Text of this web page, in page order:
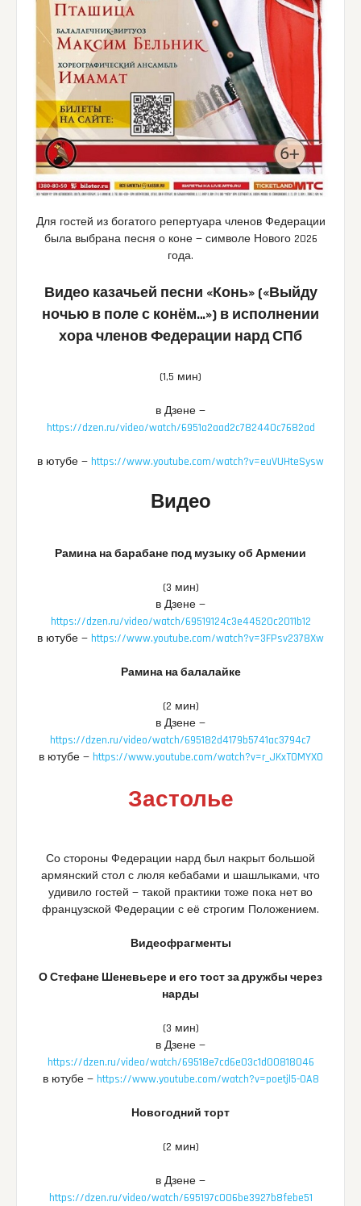
Для гостей из богатого репертуара членов Федерации
была выбрана песня о коне — символе Нового 2026
года.
Видео казачьей песни «Конь» («Выйду
ночью в поле с конём…») в исполнении
хора членов Федерации нард СПб
(1,5 мин)
в Дзене —
https://dzen.ru/video/watch/6951a2aad2c782440c7682ad
в ютубе — https://www.youtube.com/watch?v=euVUHteSysw
Видео
Рамина на барабане под музыку об Армении
(3 мин)
в Дзене —
https://dzen.ru/video/watch/69519124c3e44520c2011b12
в ютубе — https://www.youtube.com/watch?v=3FPsv2378Xw
Рамина на балалайке
(2 мин)
в Дзене —
https://dzen.ru/video/watch/695182d4179b5741ac3794c7
в ютубе — https://www.youtube.com/watch?v=r_JKxTOMYX0
Застолье
Со стороны Федерации нард был накрыт большой
армянский стол с люля кебабами и шашлыками, что
удивило гостей — такой практики тоже пока нет во
французской Федерации с её строгим Положением.
Видеофрагменты
О Стефане Шеневьере и его тост за дружбы через
нарды
(3 мин)
в Дзене —
https://dzen.ru/video/watch/69518e7cd6e03c1d00818046
в ютубе — https://www.youtube.com/watch?v=poetjl5-OA8
Новогодний торт
(2 мин)
в Дзене —
https://dzen.ru/video/watch/695197c006be3927b8febe51